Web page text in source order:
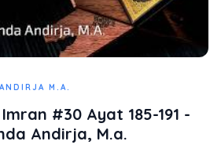
M.A.
#30 Ayat 185-191 -
Andirja, M.a.